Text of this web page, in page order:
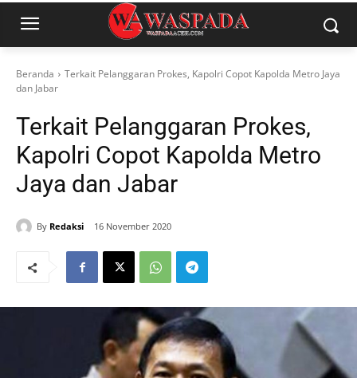
Beranda
Terkait Pelanggaran Prokes, Kapolri Copot Kapolda Metro Jaya
dan Jabar
Terkait Pelanggaran Prokes,
Kapolri Copot Kapolda Metro
Jaya dan Jabar
By Redaksi 16 November 2020